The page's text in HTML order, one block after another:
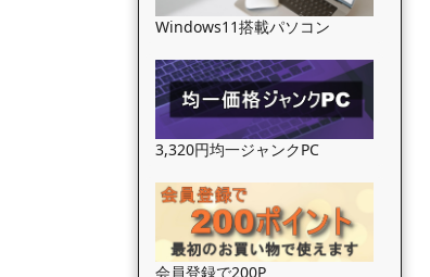
Windows11搭載パソコン
3,320円均一ジャンクPC
会員登録で200P